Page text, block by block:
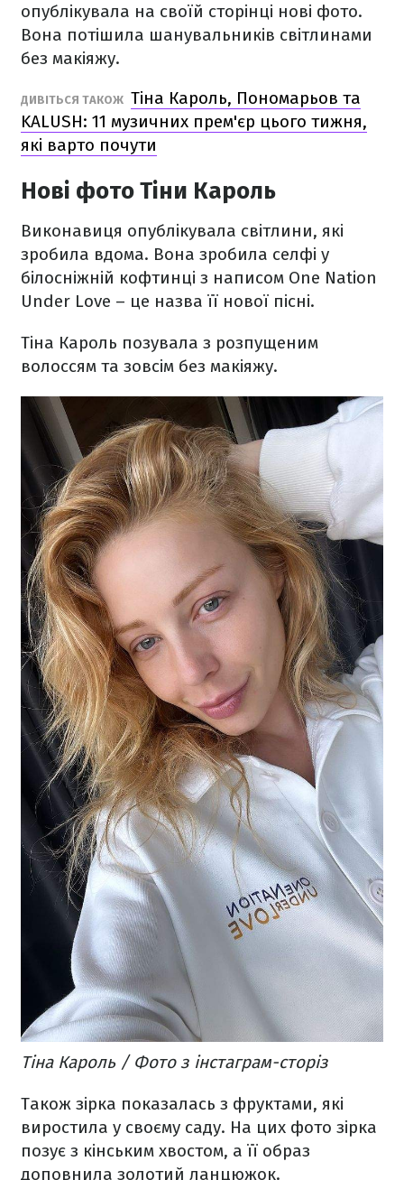
опублікувала на своїй сторінці нові фото.
Вона потішила шанувальників світлинами
без макіяжу.
ДИВІТЬСЯ ТАКОЖ Тіна Кароль, Пономарьов та
KALUSH: 11 музичних прем'єр цього тижня,
які варто почути
Нові фото Тіни Кароль
Виконавиця опублікувала світлини, які
зробила вдома. Вона зробила селфі у
білосніжній кофтинці з написом One Nation
Under Love – це назва її нової пісні.
Тіна Кароль позувала з розпущеним
волоссям та зовсім без макіяжу.
Тіна Кароль / Фото з інстаграм-сторіз
Також зірка показалась з фруктами, які
виростила у своєму саду. На цих фото зірка
позує з кінським хвостом, а її образ
доповнила золотий ланцюжок.